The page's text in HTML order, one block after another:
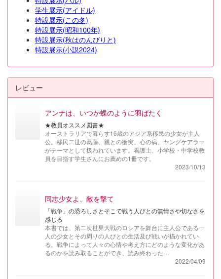
学生展示(アイドル)
特設展示(この冬)
特設展示(昭和100年)
特設展示(秋はのんびりと)
特設展示(小説2024)
レビュー
アンナは、いつか蝶のように羽ばたく
★教員オススメ図書★
オーストラリアで暮らす16歳のアジア系移民の少女が主人
公。移民二世の葛藤、親との衝突、心の病、ヤングケアラー
がテーマとして扱われています。看護士、小学校・中学校教
員を目指す学生さんにお薦めの1冊です。
2023/10/13
同志少女よ、敵を撃て
「戦争」の恐ろしさとそこで戦う人びとの無情さや切なさを
感じる
本書では、第二次世界大戦のロシアを舞台に主人公である一
人の少女とその周りの人びとの生活及び戦いが描かれてい
る。戦争によって人々の心情や考え方にどのような変化があ
るのかを読み取ることができ、読み終わった…
2022/04/09